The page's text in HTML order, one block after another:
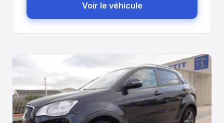
Voir le véhicule